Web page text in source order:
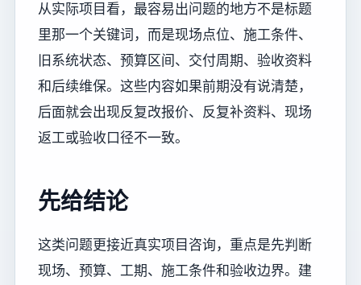
从实际项目看，最容易出问题的地方不是标题
里那一个关键词，而是现场点位、施工条件、
旧系统状态、预算区间、交付周期、验收资料
和后续维保。这些内容如果前期没有说清楚，
后面就会出现反复改报价、反复补资料、现场
返工或验收口径不一致。
先给结论
这类问题更接近真实项目咨询，重点是先判断
现场、预算、工期、施工条件和验收边界。建